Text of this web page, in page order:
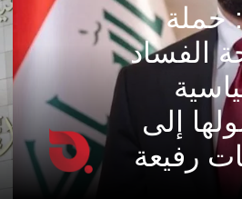
حملة
الفساد
إلى
رفيعة